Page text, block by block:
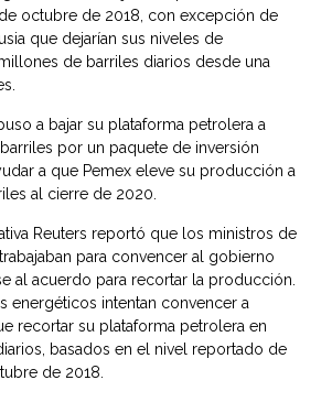
octubre de 2018, con excepción de
que dejarían sus niveles de
de barriles diarios desde una
a bajar su plataforma petrolera a
por un paquete de inversión
a que Pemex eleve su producción a
al cierre de 2020.
Reuters reportó que los ministros de
trabajaban para convencer al gobierno
al acuerdo para recortar la producción.
energéticos intentan convencer a
recortar su plataforma petrolera en
basados en el nivel reportado de
de 2018.